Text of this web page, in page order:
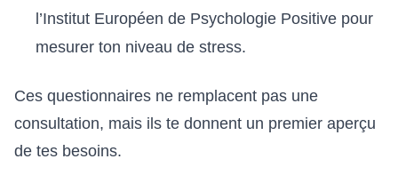
l’Institut Européen de Psychologie Positive pour
mesurer ton niveau de stress.
Ces questionnaires ne remplacent pas une
consultation, mais ils te donnent un premier aperçu
de tes besoins.